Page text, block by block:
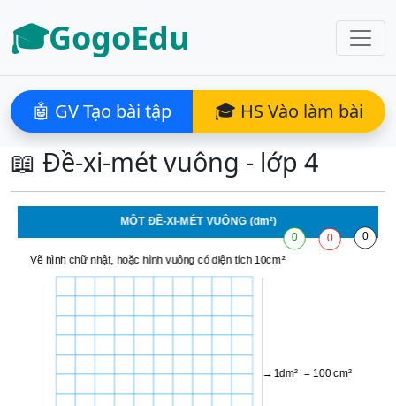
🎓GogoEdu
🤖 GV Tạo bài tập 🎓 HS Vào làm bài
📖 Đề-xi-mét vuông - lớp 4